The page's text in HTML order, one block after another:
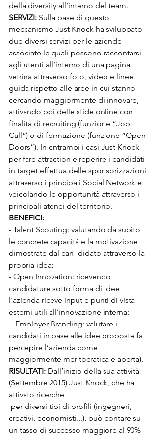
della diversity all’interno del team.
SERVIZI: Sulla base di questo
meccanismo Just Knock ha sviluppato
due diversi servizi per le aziende
associate le quali possono raccontarsi
agli utenti all’interno di una pagina
vetrina attraverso foto, video e linee
guida rispetto alle aree in cui stanno
cercando maggiormente di innovare,
attivando poi delle sfide online con
finalità di recruiting (funzione “Job
Call”) o di formazione (funzione “Open
Doors”). In entrambi i casi Just Knock
per fare attraction e reperire i candidati
in target effettua delle sponsorizzazioni
attraverso i principali Social Network e
veicolando le opportunità attraverso i
principali atenei del territorio.
BENEFICI:
- Talent Scouting: valutando da subito
le concrete capacità e la motivazione
dimostrate dal can- didato attraverso la
propria idea;
- Open Innovation: ricevendo
candidature sotto forma di idee
l’azienda riceve input e punti di vista
esterni utili all’innovazione interna;
candidati in base alle idee proposte fa
percepire l’azienda come
maggiormente meritocratica e aperta).
RISULTATI: Dall’inizio della sua attività
(Settembre 2015) Just Knock, che ha
attivato ricerche
creativi, economisti...), può contare su
un tasso di successo maggiore al 90%